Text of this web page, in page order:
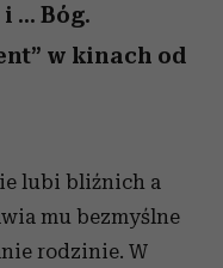
... Bóg.
w kinach od
lubi bliźnich a
mu bezmyślne
rodzinie. W